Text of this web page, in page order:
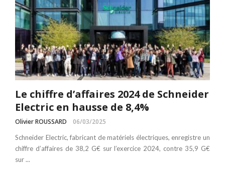
Le chiffre d’affaires 2024 de Schneider
Electric en hausse de 8,4%
Olivier ROUSSARD 06/03/2025
Schneider Electric, fabricant de matériels électriques, enregistre un
chiffre d’affaires de 38,2 G€ sur l’exercice 2024, contre 35,9 G€
sur ...